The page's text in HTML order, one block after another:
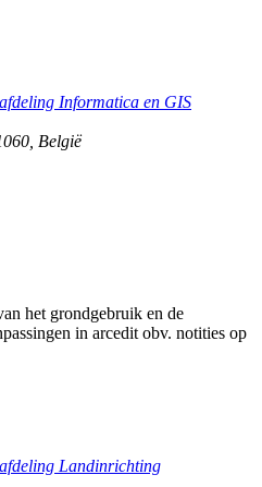
Informatica en GIS
België
het grondgebruik en de
in arcedit obv. notities op
Landinrichting